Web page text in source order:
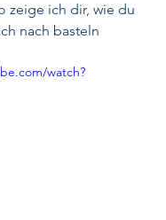
zeige ich dir, wie du
nach basteln
watch?